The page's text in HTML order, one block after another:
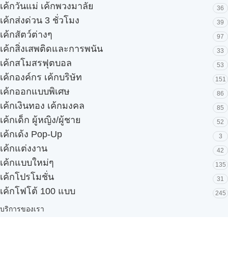
เค้กวันแม่ เค้กพวงมาลัย 36
เค้กส่งด่วน 3 ชั่วโมง 39
เค้กสัตว์ต่างๆ 97
เค้กสิ่งเสพติดและการพนัน 33
เค้กสโมสรฟุตบอล 53
เค้กองค์กร เค้กบริษัท 151
เค้กออกแบบพิเศษ 86
เค้กเงินทอง เค้กมงคล 85
เค้กเด็ก ผู้หญิง/ผู้ชาย 52
เค้กเด้ง Pop-Up 3
เค้กแต่งงาน 42
เค้กแบบใหม่ๆ 135
เค้กโปรโมชั่น 31
เค้กโฟโต้ 100 แบบ 245
บริการของเรา